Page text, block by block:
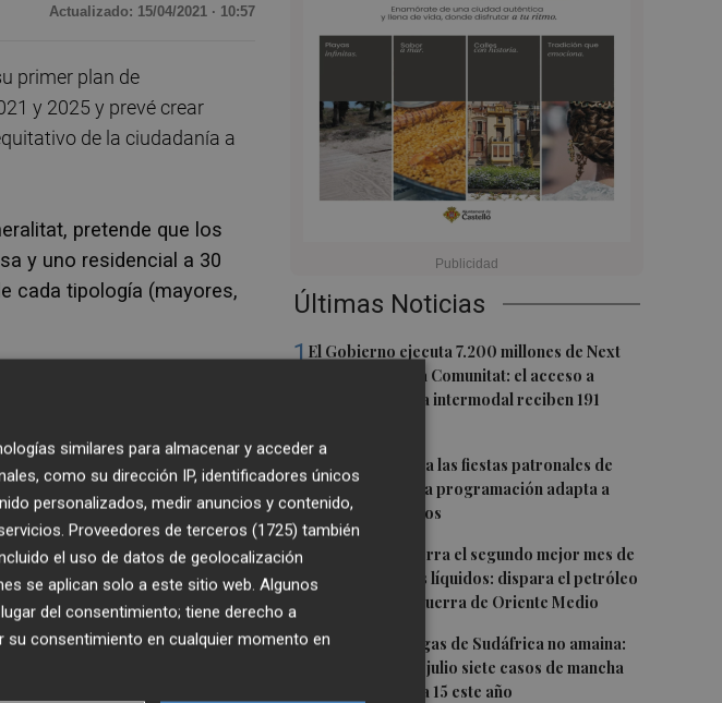
Últimas Noticias
1El Gobierno ejecuta 7.200 millones de Next
Generation en la Comunitat: el acceso a
PortCastelló y la intermodal reciben 191
2 Moncofa disfruta las fiestas patronales de
Sant Roc con una programación adapta a
todos los públicos
3
PortCastelló cierra el segundo mejor mes de
julio en graneles líquidos: dispara el petróleo
en medio de la guerra de Oriente Medio
4 La alerta de plagas de Sudáfrica no amaina:
la UE detecta en julio siete casos de mancha
negra, y ya suma 15 este año
Actualizado: 15/04/2021 · 10:57
primer plan de
y 2025 y prevé crear
de la ciudadanía a
pretende que los
y uno residencial a 30
cada tipología (mayores,
local y con una
"arbitrarias", sino que se
histórico", porque este
del estado social
cohesionada y más
en el ámbito de las
similares para almacenar y acceder a
como su dirección IP, identificadores únicos
personalizados, medir anuncios y contenido,
Proveedores de terceros (1725) también
el uso de datos de geolocalización
se aplican solo a este sitio web. Algunos
del consentimiento; tiene derecho a
su consentimiento en cualquier momento en